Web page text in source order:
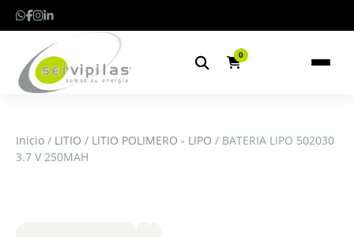
0
Inicio / LITIO / LITIO POLIMERO - LIPO / BATERIA LIPO 502030
3.7 V 250MAH